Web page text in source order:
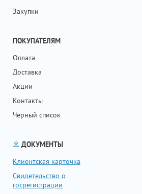
Закупки
ПОКУПАТЕЛЯМ
Оплата
Доставка
Акции
Контакты
Черный список
ДОКУМЕНТЫ
Клиентская карточка
Свидетельство о
госрегистрации